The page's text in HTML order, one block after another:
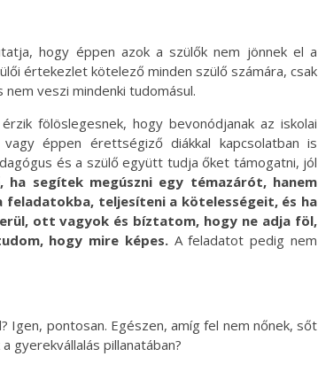
hogy éppen azok a szülők nem jönnek el a
értekezlet kötelező minden szülő számára, csak
veszi mindenki tudomásul.
fölöslegesnek, hogy bevonódjanak az iskolai
éppen érettségiző diákkal kapcsolatban is
és a szülő együtt tudja őket támogatni, jól
ha segítek megúszni egy témazárót, hanem
teljesíteni a kötelességeit, és ha
ott vagyok és bíztatom, hogy ne adja föl,
hogy mire képes. A feladatot pedig nem
Igen, pontosan. Egészen, amíg fel nem nőnek, sőt
gyerekvállalás pillanatában?